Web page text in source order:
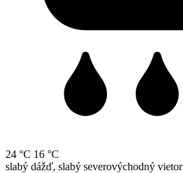
24 °C 16 °C
slabý dážď, slabý severovýchodný vietor